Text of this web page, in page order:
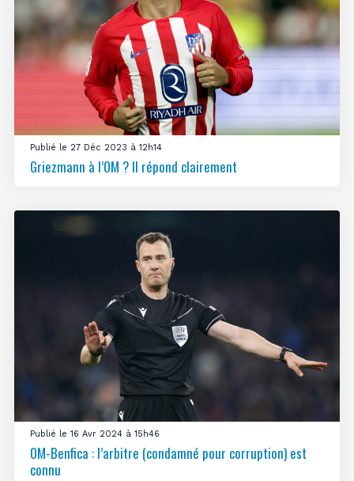
Publié le 27 Déc 2023 à 12h14
Griezmann à l’OM ? Il répond clairement
Publié le 16 Avr 2024 à 15h46
OM-Benfica : l’arbitre (condamné pour corruption) est
connu